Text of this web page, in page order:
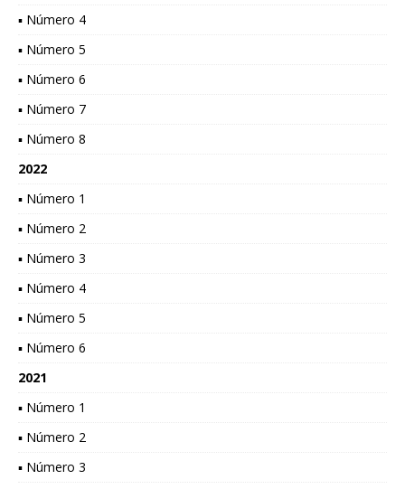
▪ Número 4
▪ Número 5
▪ Número 6
▪ Número 7
▪ Número 8
2022
▪ Número 1
▪ Número 2
▪ Número 3
▪ Número 4
▪ Número 5
▪ Número 6
2021
▪ Número 1
▪ Número 2
▪ Número 3